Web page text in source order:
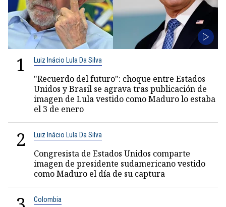
1 Luiz Inácio Lula Da Silva
"Recuerdo del futuro": choque entre Estados
Unidos y Brasil se agrava tras publicación de
imagen de Lula vestido como Maduro lo estaba
el 3 de enero
2 Luiz Inácio Lula Da Silva
Congresista de Estados Unidos comparte
imagen de presidente sudamericano vestido
como Maduro el día de su captura
Colombia